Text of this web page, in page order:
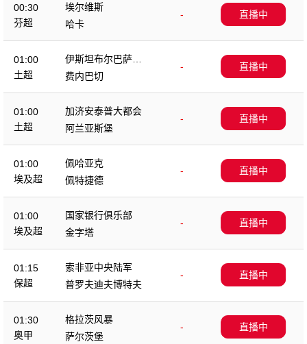
00:30
芬超
埃尔维斯
-
哈卡
直播中
01:00
土超
伊斯坦布尔巴萨克
塞尔
-
费内巴切
直播中
01:00
土超
加济安泰普大都会
-
阿兰亚斯堡
直播中
01:00
埃及超
佩哈亚克
-
佩特捷德
直播中
01:00
埃及超
国家银行俱乐部
-
金字塔
直播中
01:15
保超
索非亚中央陆军
-
普罗夫迪夫博特夫
直播中
01:30
奥甲
格拉茨风暴
-
萨尔茨堡
直播中